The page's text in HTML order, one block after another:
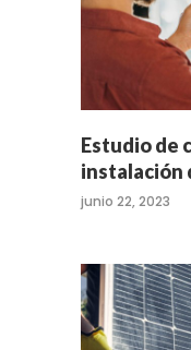
Estudio de
instalación
junio 22, 2023